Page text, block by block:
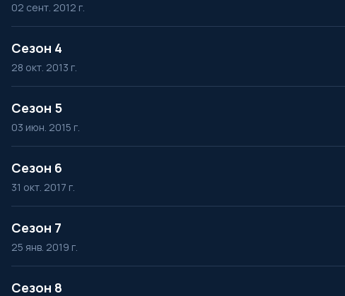
02 сент. 2012 г.
Сезон 4
28 окт. 2013 г.
Сезон 5
03 июн. 2015 г.
Сезон 6
31 окт. 2017 г.
Сезон 7
25 янв. 2019 г.
Сезон 8